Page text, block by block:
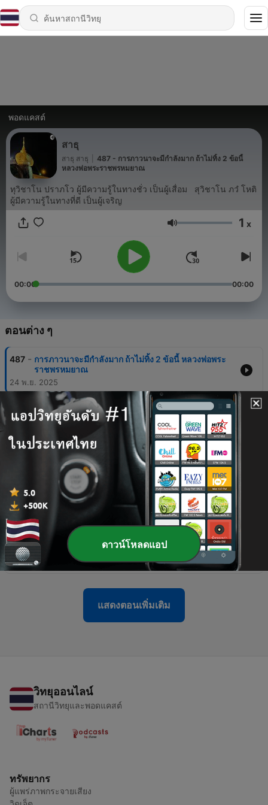
พอดแคสต์
สาธุ​
สาธุ สาธุ
487 - การภาวนาจะมีกำลังมาก ถ้าไม่ทิ้ง 2 ข้อนี้
หลวงพ่อพระราชพรหมยาณ
ทุวิชาโน ปราภโว ผู้มีความรู้ในทางชั่ว เป็นผู้เสื่อม สุวิชาโน ภวํ โหติ
ผู้มีความรู้ในทางที่ดี เป็นผู้เจริญ
ระดับเสียง 1 x
00:00 00:00
ตอนต่าง ๆ
487 - การภาวนาจะมีกำลังมาก ถ้าไม่ทิ้ง 2 ข้อนี้ หลวงพ่อพระ
ราชพรหมยาณ
24 พ.ย. 2025
เทศน์เรื่องอย่าเพ่งโทษโจทย์ความผิดของคนอื่น - ท่าน
จิตโต บ้านสบายใจ​ https://youtu.be/y-
gp7mxqLwo?si=
14 ต.ค. 2025
บุญกฐิน อานิสงส์แห่งกฐินทาน หลวงพ่อฤาษีลิงดำ
484 - ดูลมหายใจตามนี้ ได้สมาธิเร็ว (คำสอนหลวงพ่อฤาษีลิง
ดำ)​
06 ต.ค. 2025
483 - อานิสงส์วันทำบุญออกพรรษา หลวงพ่อฤาษีลิงดำ
06 ต.ค. 2025
แสดงตอนเพิ่มเติม
วิทยุออนไลน์
สถานีวิทยุและพอดแคสต์
ทรัพยากร
ผู้แพร่ภาพกระจายเสียง
ดาวน์โหลดแอป